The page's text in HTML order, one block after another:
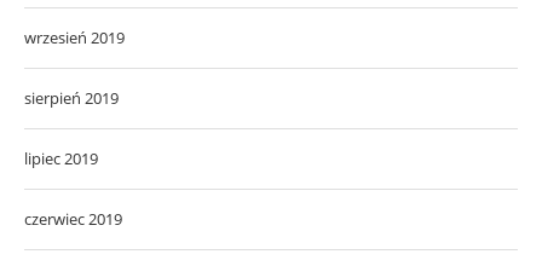
wrzesień 2019
sierpień 2019
lipiec 2019
czerwiec 2019